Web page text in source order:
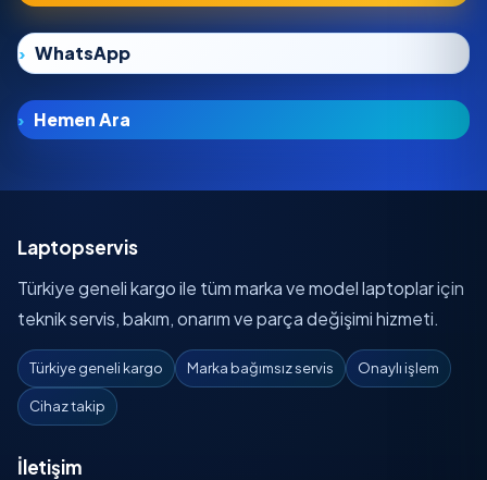
WhatsApp
Hemen Ara
Laptopservis
Türkiye geneli kargo ile tüm marka ve model laptoplar için
teknik servis, bakım, onarım ve parça değişimi hizmeti.
Türkiye geneli kargo Marka bağımsız servis Onaylı işlem
Cihaz takip
İletişim